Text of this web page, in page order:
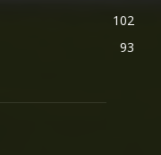
102
93